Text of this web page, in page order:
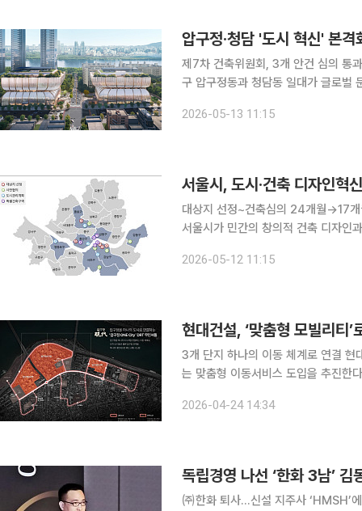
압구정·청담 '도시 혁신' 본
제7차 건축위원회, 3개 안건 심의 통과압
구 압구정동과 청담동 일대가 글로벌
구정 갤러리아 서관 건립사업(강남
2026-05-13 11:15
서울시, 도시·건축 디자인혁
대상지 선정~건축심의 24개월→17개
서울시가 민간의 창의적 건축 디자인
를 확대해 서울 전역으로 혁신 디자인
2026-05-12 11:15
현대건설, ‘맞춤형 모빌리티
3개 단지 하나의 이동 체계로 연결 현대건설이 압구정 재건축 사업에 단지 내·외부 생활권을 연결하
는 맞춤형 이동서비스 도입을 추진한
답형 교통) 서비스 도입을 검토 중이
2026-04-24 14:34
독립경영 나선 ‘한화 3남’
㈜한화 퇴사...신설 지주사 ‘HMSH’